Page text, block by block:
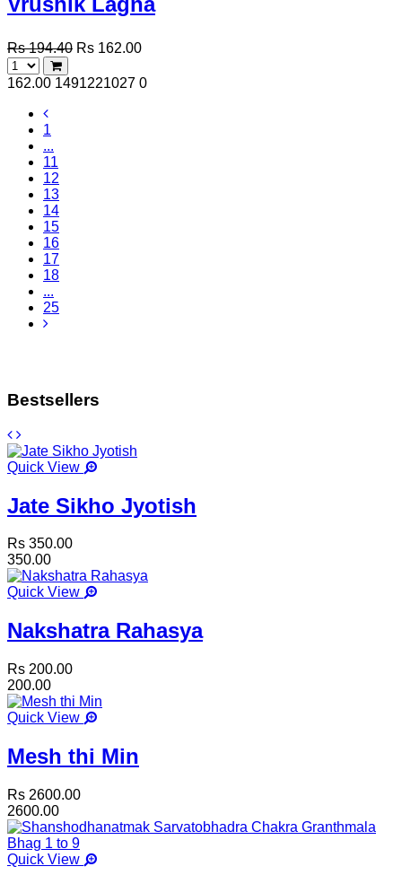
Rs 194.40 Rs 162.00
162.00 1491221027 0
1
...
11
12
13
14
15
16
17
18
...
25
Bestsellers
Quick View
Jate Sikho Jyotish
Rs 350.00
350.00
Quick View
Nakshatra Rahasya
Rs 200.00
200.00
Quick View
Mesh thi Min
Rs 2600.00
2600.00
Quick View